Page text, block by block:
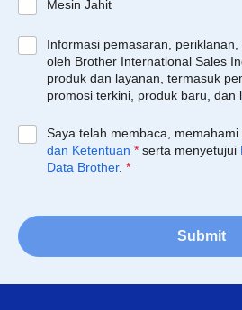
Mesin Jahit
Informasi pemasaran,
oleh Brother International Sales
produk dan layanan, termasuk
promosi terkini, produk baru, dan
Saya telah membaca,
dan Ketentuan * serta menyetujui
Data Brother. *
Submit